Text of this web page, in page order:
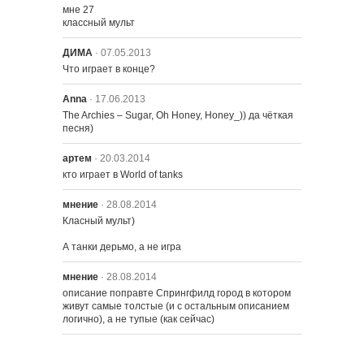
мне 27
классный мульт
ДИМА · 07.05.2013
Что играет в конце?
Anna · 17.06.2013
The Archies – Sugar, Oh Honey, Honey_)) да чёткая
песня)
артем · 20.03.2014
кто играет в World of tanks
мнение · 28.08.2014
Класный мульт)
А танки дерьмо, а не игра
мнение · 28.08.2014
описание поправте Спрингфилд город в котором
живут самые толстые (и с остальным описанием
логично), а не тупые (как сейчас)